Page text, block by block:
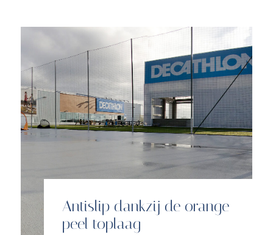
Antislip dankzij de orange
peel toplaag